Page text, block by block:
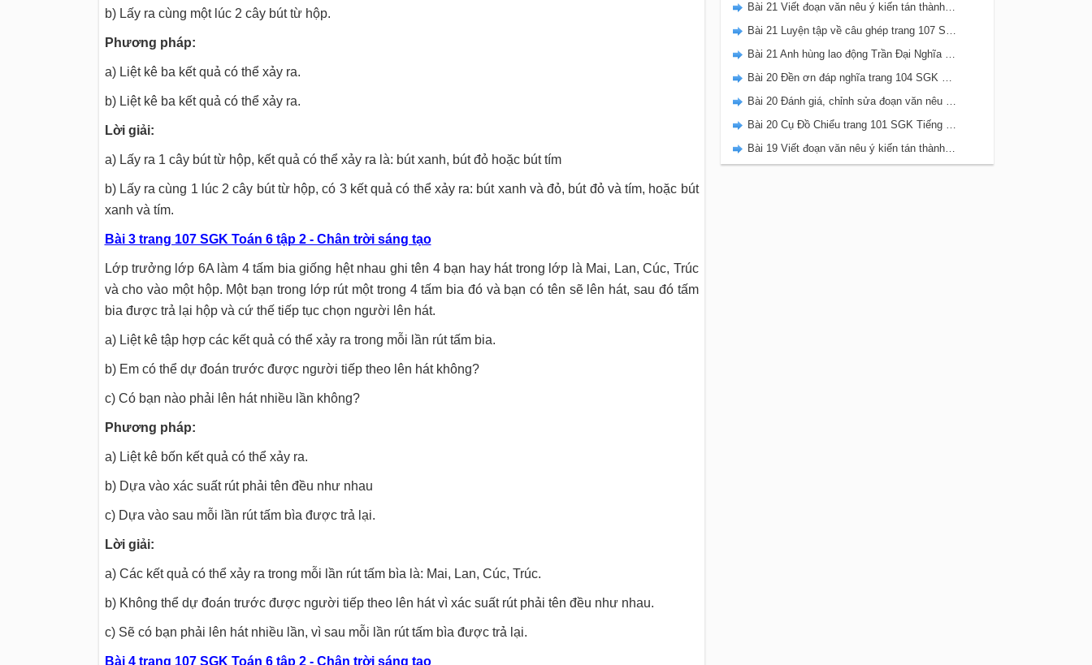
b) Lấy ra cùng một lúc 2 cây bút từ hộp.
Phương pháp:
a) Liệt kê ba kết quả có thể xảy ra.
b) Liệt kê ba kết quả có thể xảy ra.
Lời giải:
a) Lấy ra 1 cây bút từ hộp, kết quả có thể xảy ra là: bút xanh, bút đỏ hoặc bút tím
b) Lấy ra cùng 1 lúc 2 cây bút từ hộp, có 3 kết quả có thể xảy ra: bút xanh và đỏ, bút đỏ và tím, hoặc bút
xanh và tím.
Bài 3 trang 107 SGK Toán 6 tập 2 - Chân trời sáng tạo
Lớp trưởng lớp 6A làm 4 tấm bia giống hệt nhau ghi tên 4 bạn hay hát trong lớp là Mai, Lan, Cúc, Trúc
và cho vào một hộp. Một bạn trong lớp rút một trong 4 tấm bia đó và bạn có tên sẽ lên hát, sau đó tấm
bia được trả lại hộp và cứ thế tiếp tục chọn người lên hát.
a) Liệt kê tập hợp các kết quả có thể xảy ra trong mỗi lần rút tấm bia.
b) Em có thể dự đoán trước được người tiếp theo lên hát không?
c) Có bạn nào phải lên hát nhiều lần không?
Phương pháp:
a) Liệt kê bốn kết quả có thể xảy ra.
b) Dựa vào xác suất rút phải tên đều như nhau
c) Dựa vào sau mỗi lần rút tấm bìa được trả lại.
Lời giải:
a) Các kết quả có thể xảy ra trong mỗi lần rút tấm bìa là: Mai, Lan, Cúc, Trúc.
b) Không thể dự đoán trước được người tiếp theo lên hát vì xác suất rút phải tên đều như nhau.
c) Sẽ có bạn phải lên hát nhiều lần, vì sau mỗi lần rút tấm bìa được trả lại.
Bài 4 trang 107 SGK Toán 6 tập 2 - Chân trời sáng tạo
Bài 21 Viết đoạn văn nêu ý kiến tán thành một sự việc, hiện tượng (Bài viết số 2) trang 108 SGK Tiếng Việt 5 Kết nối tri thức tập 2
Bài 21 Luyện tập về câu ghép trang 107 SGK Tiếng Việt 5 Kết nối tri thức tập 2
Bài 21 Anh hùng lao động Trần Đại Nghĩa trang 106 SGK Tiếng Việt 5 Kết nối tri thức tập 2
Bài 20 Đền ơn đáp nghĩa trang 104 SGK Tiếng Việt 5 Kết nối tri thức tập 2
Bài 20 Đánh giá, chỉnh sửa đoạn văn nêu ý kiến tán thành một sự vật, hiện tượng trang 103 SGK Tiếng Việt 5 Kết nối tri thức tập 2
Bài 20 Cụ Đồ Chiểu trang 101 SGK Tiếng Việt 5 Kết nối tri thức tập 2
Bài 19 Viết đoạn văn nêu ý kiến tán thành một sự việc, hiện tượng (Bài viết số 1) trang 100 SGK Tiếng Việt 5 Kết nối tri thức tập 2